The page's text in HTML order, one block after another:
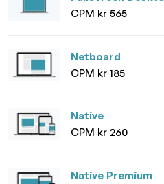
CPM kr 565
Netboard
CPM kr 185
Native
CPM kr 260
Native Premium